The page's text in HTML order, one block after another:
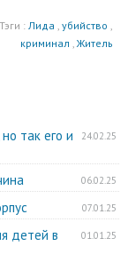
Тэги : Лида , убийство ,
криминал , Житель
24.02.25
так его и
06.02.25
07.01.25
01.01.25
детей в